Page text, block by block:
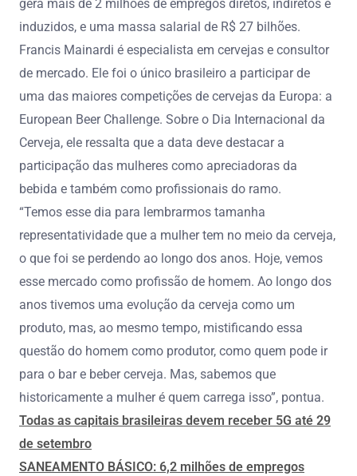
gera mais de 2 milhões de empregos diretos, indiretos e
induzidos, e uma massa salarial de R$ 27 bilhões.
Francis Mainardi é especialista em cervejas e consultor
de mercado. Ele foi o único brasileiro a participar de
uma das maiores competições de cervejas da Europa: a
European Beer Challenge. Sobre o Dia Internacional da
Cerveja, ele ressalta que a data deve destacar a
participação das mulheres como apreciadoras da
bebida e também como profissionais do ramo.
“Temos esse dia para lembrarmos tamanha
representatividade que a mulher tem no meio da cerveja,
o que foi se perdendo ao longo dos anos. Hoje, vemos
esse mercado como profissão de homem. Ao longo dos
anos tivemos uma evolução da cerveja como um
produto, mas, ao mesmo tempo, mistificando essa
questão do homem como produtor, como quem pode ir
para o bar e beber cerveja. Mas, sabemos que
historicamente a mulher é quem carrega isso”, pontua.
Todas as capitais brasileiras devem receber 5G até 29
de setembro
SANEAMENTO BÁSICO: 6,2 milhões de empregos